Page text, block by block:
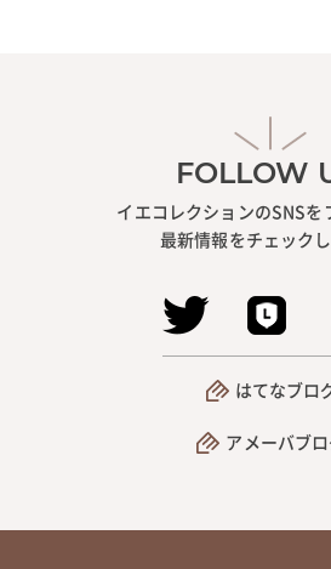
FOLLOW
イエコレクションのSNSを
最新情報をチェックし
はてなブロ
アメーバブ